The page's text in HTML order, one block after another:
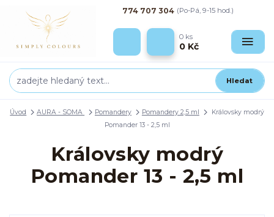
Hledat
774 707 304 (Po-Pá, 9-15 hod.)
0 ks
0 Kč
Úvod AURA - SOMA Pomandery Pomandery 2,5 ml
Královsky modrý
Pomander 13 - 2,5 ml
Královsky modrý
Pomander 13 - 2,5 ml